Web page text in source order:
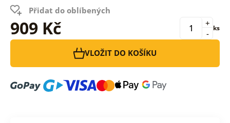
Přidat do oblíbených
909 Kč -
+ ks
VLOŽIT DO KOŠÍKU